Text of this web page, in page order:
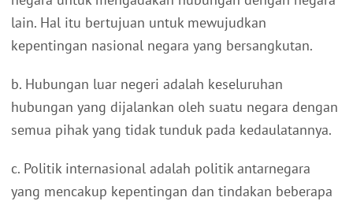
lain. Hal itu bertujuan untuk mewujudkan
kepentingan nasional negara yang bersangkutan.
b. Hubungan luar negeri adalah keseluruhan
hubungan yang dijalankan oleh suatu negara dengan
semua pihak yang tidak tunduk pada kedaulatannya.
c. Politik internasional adalah politik antarnegara
yang mencakup kepentingan dan tindakan beberapa